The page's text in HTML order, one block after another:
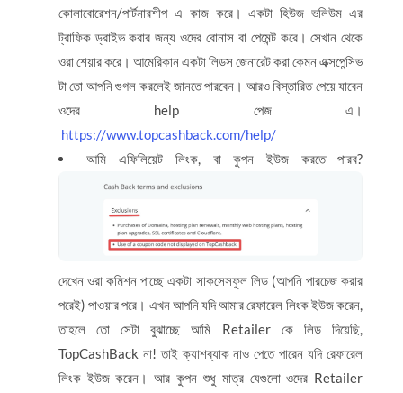
কোলাবোরেশন/পার্টনারশীপ এ কাজ করে। একটা হিউজ ভলিউম এর
ট্রাফিক ড্রাইভ করার জন্য ওদের বোনাস বা পেমেন্ট করে। সেখান থেকে
ওরা শেয়ার করে। আমেরিকান একটা লিডস জেনারেট করা কেমন এক্সপেন্সিভ
টা তো আপনি গুগল করলেই জানতে পারবেন। আরও বিস্তারিত পেয়ে যাবেন
ওদের help পেজ এ।
https://www.topcashback.com/help/
আমি এফিলিয়েট লিংক, বা কুপন ইউজ করতে পারব?
দেখেন ওরা কমিশন পাচ্ছে একটা সাকসেসফুল লিড (আপনি পারচেজ করার
পরেই) পাওয়ার পরে। এখন আপনি যদি আমার রেফারেল লিংক ইউজ করেন,
তাহলে তো সেটা বুঝাচ্ছে আমি Retailer কে লিড দিয়েছি,
TopCashBack না! তাই ক্যাশব্যাক নাও পেতে পারেন যদি রেফারেল
লিংক ইউজ করেন। আর কুপন শুধু মাত্র যেগুলো ওদের Retailer